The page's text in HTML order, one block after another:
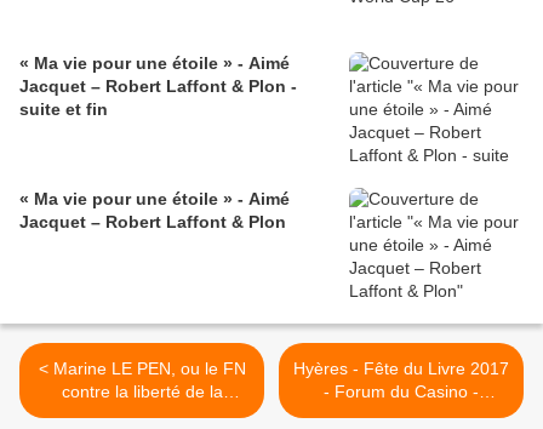
« Ma vie pour une étoile » - Aimé
Jacquet – Robert Laffont & Plon -
suite et fin
« Ma vie pour une étoile » - Aimé
Jacquet – Robert Laffont & Plon
< Marine LE PEN, ou le FN
contre la liberté de la
presse
Hyères - Fête du Livre 2017
- Forum du Casino -
Programme >